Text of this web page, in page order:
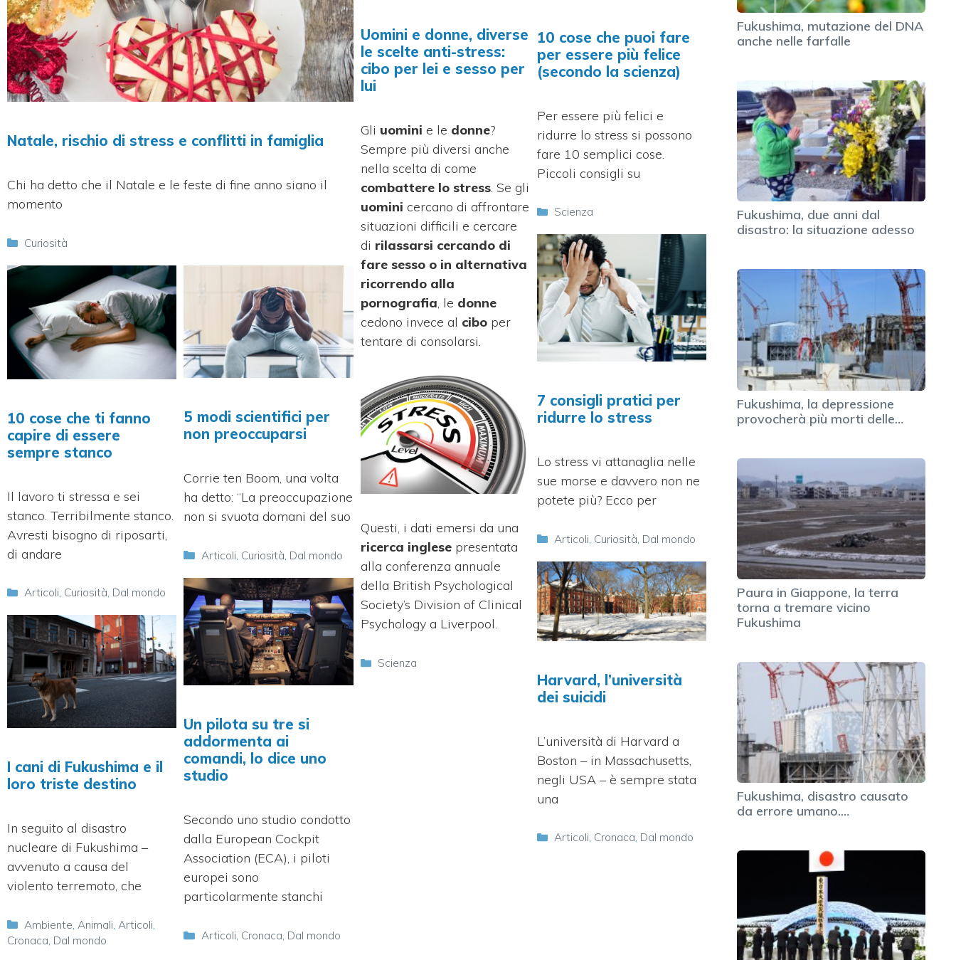
Natale, rischio di stress e conflitti in famiglia
Chi ha detto che il Natale e le feste di fine anno siano il
momento
Categorie
Curiosità
Uomini e donne, diverse
le scelte anti-stress:
cibo per lei e sesso per
lui
Gli uomini e le donne?
Sempre più diversi anche
nella scelta di come
combattere lo stress. Se gli
uomini cercano di affrontare
situazioni difficili e cercare
di rilassarsi cercando di
fare sesso o in alternativa
ricorrendo alla
pornografia, le donne
cedono invece al ciboper
tentare di consolarsi.
Questi, i dati emersi da una
ricerca inglesepresentata
alla conferenza annuale
della British Psychological
Society’s Division of Clinical
Psychology a Liverpool.
Categorie
Scienza
10 cose che puoi fare
per essere più felice
(secondo la scienza)
Per essere più felici e
ridurre lo stress si possono
fare 10 semplici cose.
Piccoli consigli su
Categorie
Scienza
7 consigli pratici per
ridurre lo stress
Lo stress vi attanaglia nelle
sue morse e davvero non ne
potete più? Ecco per
Categorie
Articoli, Curiosità, Dal mondo
10 cose che ti fanno
capire di essere
sempre stanco
Il lavoro ti stressa e sei
stanco. Terribilmente stanco.
Avresti bisogno di riposarti,
di andare
Categorie
Articoli, Curiosità, Dal mondo
5 modi scientifici per
non preoccuparsi
Corrie ten Boom, una volta
ha detto: “La preoccupazione
non si svuota domani del suo
Categorie
Articoli, Curiosità, Dal mondo
Harvard, l’università
dei suicidi
L’università di Harvard a
Boston – in Massachusetts,
negli USA – è sempre stata
una
Categorie
Articoli, Cronaca, Dal mondo
Un pilota su tre si
addormenta ai
comandi, lo dice uno
studio
Secondo uno studio condotto
dalla European Cockpit
Association (ECA), i piloti
europei sono
particolarmente stanchi
Categorie
Articoli, Cronaca, Dal mondo
I cani di Fukushima e il
loro triste destino
In seguito al disastro
nucleare di Fukushima –
avvenuto a causa del
violento terremoto, che
Categorie
Ambiente Animali Articoli
Cronaca Dal mondo
Fukushima, mutazione del DNA
anche nelle farfalle
Fukushima, due anni dal
disastro: la situazione adesso
Fukushima, la depressione
provocherà più morti delle…
Paura in Giappone, la terra
torna a tremare vicino
Fukushima
Fukushima, disastro causato
da errore umano.…